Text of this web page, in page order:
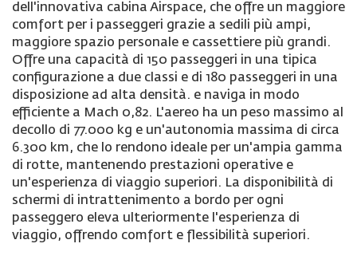
dell'innovativa cabina Airspace, che offre un maggiore
comfort per i passeggeri grazie a sedili più ampi,
maggiore spazio personale e cassettiere più grandi.
Offre una capacità di 150 passeggeri in una tipica
configurazione a due classi e di 180 passeggeri in una
disposizione ad alta densità. e naviga in modo
efficiente a Mach 0,82. L'aereo ha un peso massimo al
decollo di 77.000 kg e un'autonomia massima di circa
6.300 km, che lo rendono ideale per un'ampia gamma
di rotte, mantenendo prestazioni operative e
un'esperienza di viaggio superiori. La disponibilità di
schermi di intrattenimento a bordo per ogni
passeggero eleva ulteriormente l'esperienza di
viaggio, offrendo comfort e flessibilità superiori.